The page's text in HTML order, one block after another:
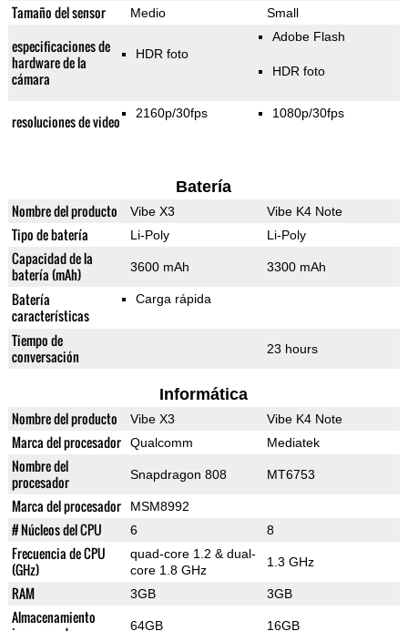
Tamaño del sensor Medio Small
especificaciones de
hardware de la
cámara
HDR foto
Adobe Flash
HDR foto
resoluciones de video 2160p/30fps 1080p/30fps
Batería
Nombre del producto Vibe X3 Vibe K4 Note
Tipo de batería Li-Poly Li-Poly
Capacidad de la
batería (mAh)
3600 mAh 3300 mAh
Batería
características
Carga rápida
Tiempo de
conversación
23 hours
Informática
Nombre del producto Vibe X3 Vibe K4 Note
Marca del procesador Qualcomm Mediatek
Nombre del
procesador
Snapdragon 808 MT6753
Marca del procesador MSM8992
# Núcleos del CPU 6 8
Frecuencia de CPU
(GHz)
quad-core 1.2 & dual-
core 1.8 GHz
1.3 GHz
RAM 3GB 3GB
Almacenamiento
64GB 16GB